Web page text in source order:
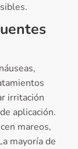
irritación
aplicación.
mareos,
mayoría de